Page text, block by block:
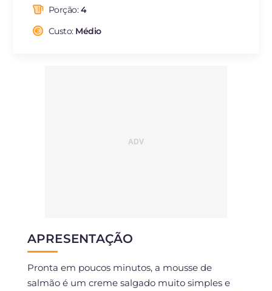
NL
Porção:4
Custo: Médio
APRESENTAÇÃO
Pronta em poucos minutos, a mousse de
salmão é um creme salgado muito simples e